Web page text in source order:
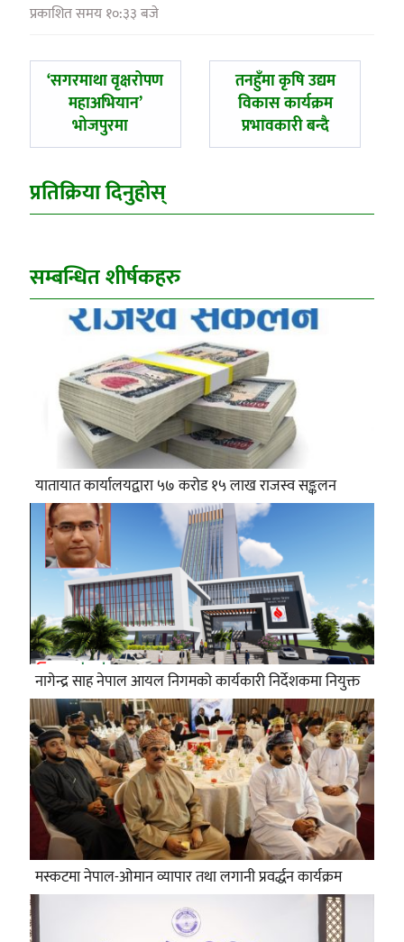
प्रकाशित समय १०:३३ बजे
पछिल्लाे
‘सगरमाथा वृक्षरोपण
महाअभियान’
भोजपुरमा
अघिल्लाे
-
तनहुँमा कृषि उद्यम
विकास कार्यक्रम
प्रभावकारी बन्दै
प्रतिक्रिया दिनुहोस्
सम्बन्धित शीर्षकहरु
यातायात कार्यालयद्वारा ५७ करोड १५ लाख राजस्व सङ्कलन
नागेन्द्र साह नेपाल आयल निगमको कार्यकारी निर्देशकमा नियुक्त
मस्कटमा नेपाल-ओमान व्यापार तथा लगानी प्रवर्द्धन कार्यक्रम